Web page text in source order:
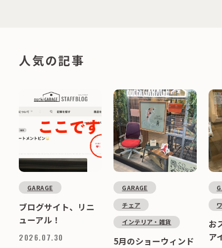
人気の記事
GARAGE
ブログサイト、リニ
ューアル！
2026.07.30
GARAGE
チェア
インテリア・雑貨
5月のショーウィンド
お
ア